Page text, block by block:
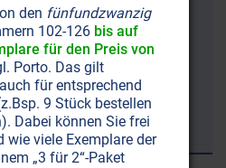
Glukose-Trick)
den fünfundzwanzig
102-126 bis auf
für den Preis von
Porto. Das gilt
für entsprechend
9 Stück bestellen
Dabei können Sie frei
wie viele Exemplare der
„3 für 2“-Paket